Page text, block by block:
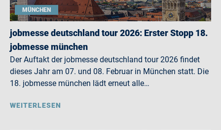
MÜNCHEN
jobmesse deutschland tour 2026: Erster Stopp 18.
jobmesse münchen
Der Auftakt der jobmesse deutschland tour 2026 findet
dieses Jahr am 07. und 08. Februar in München statt. Die
18. jobmesse münchen lädt erneut alle…
WEITERLESEN